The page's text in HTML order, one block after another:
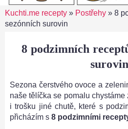
Kuchti.me recepty » Postřehy » 8
sezónních surovin
8 podzimních
surovin
Sezona čerstvého ovoce a
naše tělíčka se pomalu
i trošku jiné chutě, které s
přicházím s 8 podzimními